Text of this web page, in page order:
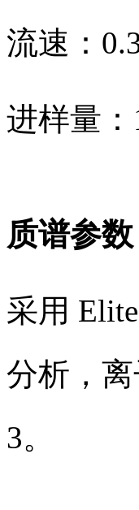
流速：
进样量
质谱参数
采用
分析，
3。